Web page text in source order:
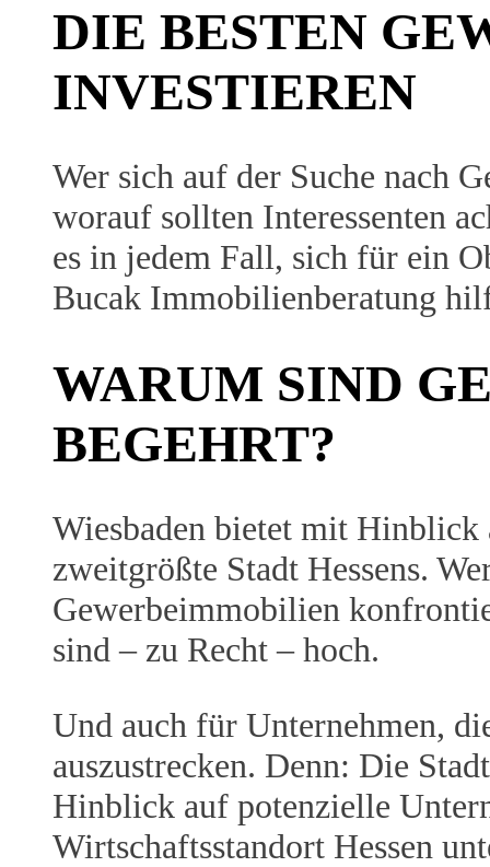
DIE BESTEN
INVESTIEREN
Wer sich auf der Suche nach
worauf sollten Interessenten
es in jedem Fall, sich für ein
Bucak Immobilienberatung
WARUM SIND
BEGEHRT?
Wiesbaden bietet mit Hinblick
zweitgrößte Stadt Hessens.
Gewerbeimmobilien
sind – zu Recht – hoch.
Und auch für Unternehmen,
auszustrecken. Denn: Die
Hinblick auf potenzielle
Wirtschaftsstandort Hessen